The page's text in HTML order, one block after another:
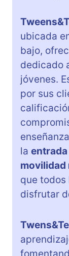
ubicada
bajo,
dedicado
jóvenes.
por sus
la
movilidad
que todos
disfrutar